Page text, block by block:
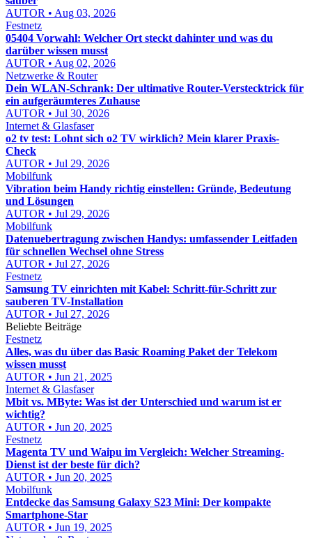
AUTOR • Aug 03, 2026
Festnetz
05404 Vorwahl: Welcher Ort steckt dahinter und was du
darüber wissen musst
AUTOR • Aug 02, 2026
Netzwerke & Router
Dein WLAN-Schrank: Der ultimative Router-Verstecktrick für
ein aufgeräumteres Zuhause
AUTOR • Jul 30, 2026
Internet & Glasfaser
o2 tv test: Lohnt sich o2 TV wirklich? Mein klarer Praxis-
Check
AUTOR • Jul 29, 2026
Mobilfunk
Vibration beim Handy richtig einstellen: Gründe, Bedeutung
und Lösungen
AUTOR • Jul 29, 2026
Mobilfunk
Datenuebertragung zwischen Handys: umfassender Leitfaden
für schnellen Wechsel ohne Stress
AUTOR • Jul 27, 2026
Festnetz
Samsung TV einrichten mit Kabel: Schritt-für-Schritt zur
sauberen TV-Installation
AUTOR • Jul 27, 2026
Beliebte Beiträge
Festnetz
Alles, was du über das Basic Roaming Paket der Telekom
wissen musst
AUTOR • Jun 21, 2025
Internet & Glasfaser
Mbit vs. MByte: Was ist der Unterschied und warum ist er
wichtig?
AUTOR • Jun 20, 2025
Festnetz
Magenta TV und Waipu im Vergleich: Welcher Streaming-
Dienst ist der beste für dich?
AUTOR • Jun 20, 2025
Mobilfunk
Entdecke das Samsung Galaxy S23 Mini: Der kompakte
Smartphone-Star
AUTOR • Jun 19, 2025